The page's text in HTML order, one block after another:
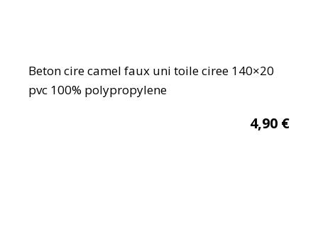
Beton cire camel faux uni toile ciree 140×20
pvc 100% polypropylene
4,90 €